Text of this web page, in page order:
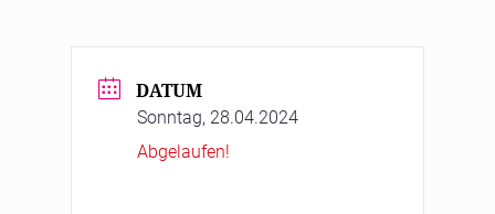
DATUM
Sonntag, 28.04.2024
Abgelaufen!